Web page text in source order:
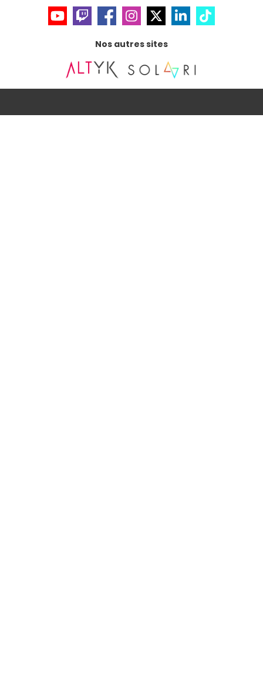
Nos autres sites